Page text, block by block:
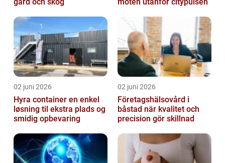
02 juni 2026
Hyra container en enkel
løsning til ekstra plads og
smidig opbevaring
02 juni 2026
Företagshälsovård i
båstad när kvalitet och
precision gör skillnad